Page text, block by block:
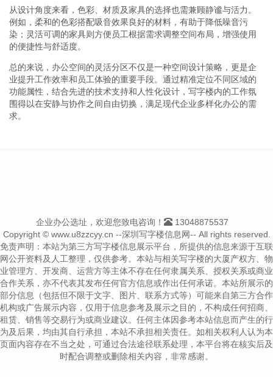
从设计角度来看，色彩、材质及家具的选择也需兼顾静谧与活力。
例如，柔和的色彩搭配吸音效果良好的材料，有助于降低噪音污
染；灵活可调的家具则方便员工根据需求调整空间布局，增强使用
的便捷性与舒适度。
总的来说，办公空间的灵活分区不仅是一种空间设计策略，更是企
业提升工作效率和员工体验的重要手段。通过精准定位不同区域的
功能属性，结合先进的技术支持和人性化设计，写字楼内的工作氛
围得以在安静与协作之间自由切换，满足现代企业多样化办公的需
求。
企业办公选址，欢迎您致电咨询！
13048875537
Copyright © www.u8zzcyy.cn --深圳写字楼信息网-- All rights reserved.
免责声明：本站为第三方写字楼信息展示平台，所提供的信息来源于互联
网公开资料及人工整理，仅供参考。本站与相关写字楼的大厦产权方、物
业管理方、开发商、运营方等主体不存在任何隶属关系、授权关系或商业
合作关系，亦不代表其发布任何官方信息或作出任何承诺。本站所展示的
部分信息（包括但不限于文字、图片、联系方式等）可能来自第三方合作
机构或广告展示内容，仅用于信息参考及展示之目的，不构成任何招商、
租赁、销售等交易行为或商业建议。任何主体因参考本站信息而产生的行
为及后果，均由其自行承担，本站不承担相关责任。如相关权利人认为本
页面内容存在不当之处，可通过合法途径联系处理，本平台将在核实后及
时配合调整或删除相关内容，非常感谢。